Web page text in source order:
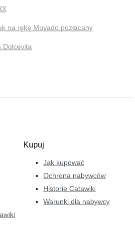
na rękę Movado pozłacany
Dolcevita
Kupuj
Jak kupować
Ochrona nabywców
Historie Catawiki
Warunki dla nabywcy